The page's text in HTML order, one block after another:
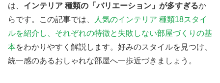
は、 インテリア 種類の「バリエーション」が多すぎるか
らです。この記事では、
人気のインテリア 種類18スタイ
ルを紹介し、それぞれの特徴と失敗しない部屋づくりの基
本をわかりやすく解説します。好みのスタイルを見つけ、
統一感のあるおしゃれな部屋へ一歩近づきましょう。